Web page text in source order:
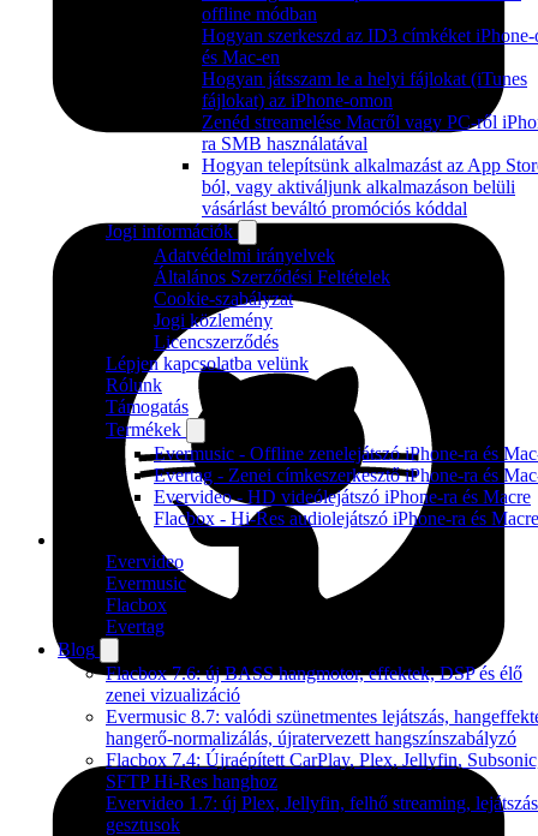
offline módban
Hogyan szerkeszd az ID3 címkéket iPhone-
és Mac-en
Hogyan játsszam le a helyi fájlokat (iTunes
fájlokat) az iPhone-omon
Zenéd streamelése Macről vagy PC-ről
ra SMB használatával
Hogyan telepítsünk alkalmazást az App
ból, vagy aktiváljunk alkalmazáson belüli
vásárlást beváltó promóciós kóddal
Jogi információk
Adatvédelmi irányelvek
Általános Szerződési Feltételek
Cookie-szabályzat
Jogi közlemény
Licencszerződés
Lépjen kapcsolatba velünk
Rólunk
Támogatás
Termékek
Evermusic - Offline zenelejátszó iPhone-ra és
Evertag - Zenei címkeszerkesztő iPhone-ra és
Evervideo - HD videólejátszó iPhone-ra és Macre
Flacbox - Hi-Res audiolejátszó iPhone-ra és Macre
Evervideo
Evermusic
Flacbox
Evertag
Blog
Flacbox 7.6: új BASS hangmotor, effektek, DSP és élő
zenei vizualizáció
Evermusic 8.7: valódi szünetmentes lejátszás,
hangerő-normalizálás, újratervezett hangszínszabályzó
Flacbox 7.4: Újraépített CarPlay, Plex, Jellyfin,
SFTP Hi-Res hanghoz
Evervideo 1.7: új Plex, Jellyfin, felhő streaming,
gesztusok